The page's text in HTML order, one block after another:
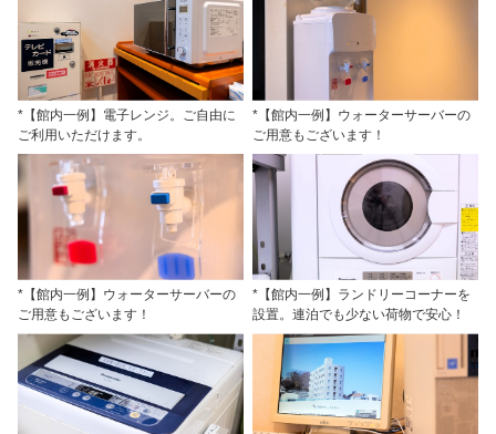
*【館内一例】電子レンジ。ご自由に
ご利用いただけます。
*【館内一例】ウォーターサーバーの
ご用意もございます！
*【館内一例】ウォーターサーバーの
ご用意もございます！
*【館内一例】ランドリーコーナーを
設置。連泊でも少ない荷物で安心！